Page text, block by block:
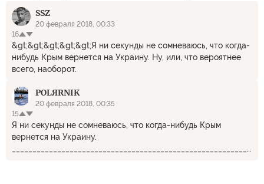
SSZ
20 февраля 2018, 00:33
16
&gt;&gt;&gt;&gt;&gt;Я ни секунды не сомневаюсь, что когда-
нибудь Крым вернется на Украину. Ну, или, что вероятнее
всего, наоборот.
POLЯRNIK
20 февраля 2018, 00:35
15
Я ни секунды не сомневаюсь, что когда-нибудь Крым
вернется на Украину.